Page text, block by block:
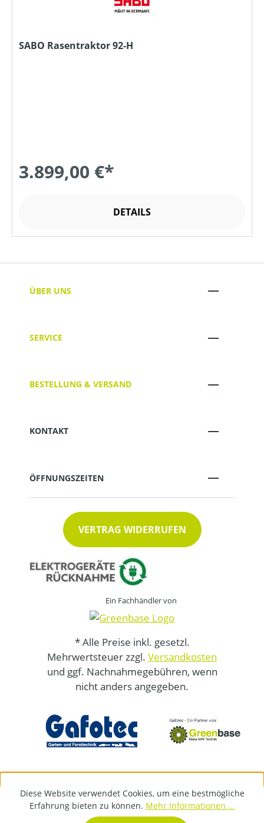
SABO Rasentraktor 92-H
3.899,00 €*
DETAILS
ÜBER UNS
SERVICE
BESTELLUNG & VERSAND
KONTAKT
ÖFFNUNGSZEITEN
VERTRAG WIDERRUFEN
Ein Fachhändler von
* Alle Preise inkl. gesetzl.
Mehrwertsteuer zzgl. Versandkosten
und ggf. Nachnahmegebühren, wenn
nicht anders angegeben.
Diese Website verwendet Cookies, um eine bestmögliche
Erfahrung bieten zu können. Mehr Informationen ...